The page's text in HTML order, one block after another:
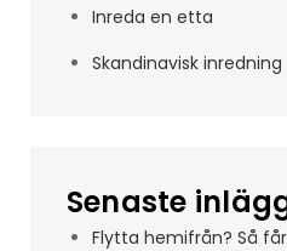
Inreda en etta
Skandinavisk inredning
Senaste
Flytta hemifrån? Så